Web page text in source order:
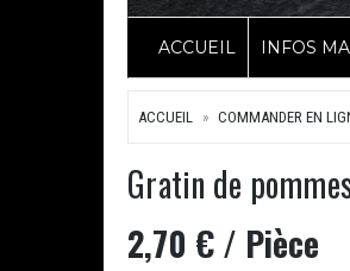
ACCUEIL INFOS
ACCUEIL COMMANDER EN
Gratin de
2,70 €/ Pièce